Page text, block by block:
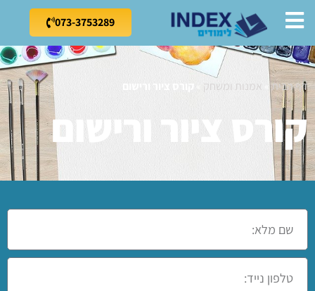
073-3753289
דף הבית» אמנות ומשחק קורס ציור ורישום
קורס ציור ורישום